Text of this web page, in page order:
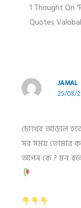
1 Thought On
Quotes
JAMAL
25/08/
চোখের আড়াল
সব সময় তোমার
আপন কে ? মন